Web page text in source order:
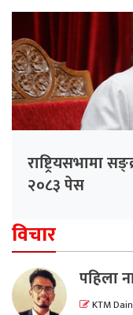
राष्ट्रियसभामा
२०८३ पेस
विचार
पहिला
KTM